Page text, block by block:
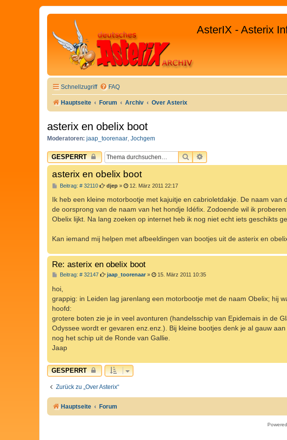
AsterIX - Asterix
Schnellzugriff FAQ
Hauptseite Forum Archiv Over Asterix
asterix en obelix boot
Moderatoren: jaap_toorenaar, Jochgem
GESPERRT SUCHEERWEITERTE SUCHE
asterix en obelix boot
Beitrag: # 32110B
i
r
a
g
djep» 12. März 2011 22:17
Ik heb een kleine motorbootje met kajuitje en cabrioletdakje. De naam van
de oorsprong van de naam van het hondje Idéfix. Zodoende wil ik
Obelix lijkt. Na lang zoeken op internet heb ik nog niet echt iets geschikts
Kan iemand mij helpen met afbeeldingen van bootjes uit de asterix en
Re: asterix en obelix boot
Beitrag: # 32147B
r
jaap_toorenaar» 15. März 2011 10:35
hoi,
grappig: in Leiden lag jarenlang een motorbootje met de naam Obelix; hij
hoofd:
grotere boten zie je in veel avonturen (handelsschip van Epidemais in de
Odyssee wordt er gevaren enz.enz.). Bij kleine bootjes denk je al gauw
nog het schip uit de Ronde van Gallie.
Jaap
GESPERRT
Zurück zu „Over Asterix“
Hauptseite Forum